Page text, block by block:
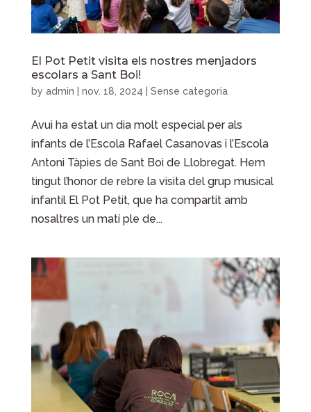
El Pot Petit visita els nostres menjadors
escolars a Sant Boi!
by admin nov. 18, 2024 | Sense categoria
Avui ha estat un dia molt especial per als
infants de l’Escola Rafael Casanovas i l’Escola
Antoni Tàpies de Sant Boi de Llobregat. Hem
tingut l’honor de rebre la visita del grup musical
infantil El Pot Petit, que ha compartit amb
nosaltres un matí ple de...